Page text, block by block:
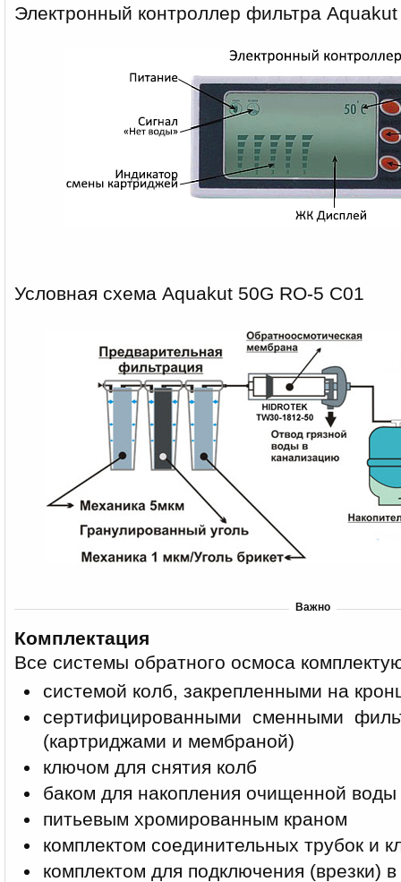
Электронный контроллер фильтра
Условная схема Aquakut 50G RO-5 С01
Важно
Комплектация
Все системы обратного осмоса
системой колб, закрепленными на
сертифицированными сменными
(картриджами и мембраной)
ключом для снятия колб
баком для накопления очищенной воды
питьевым хромированным краном
комплектом соединительных трубок и
комплектом для подключения (врезки)